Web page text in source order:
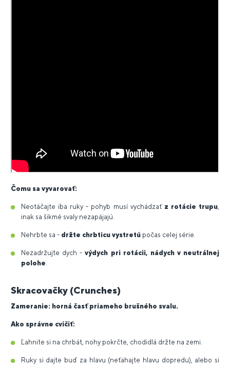
Čomu sa vyvarovať:
Neotáčajte iba ruky - pohyb musí vychádzať z rotácie trupu,
inak sa šikmé svaly nezapájajú.
Nehrbte sa - držte chrbticu vystretú počas celej série.
Nezadržujte dych -výdych pri rotácii, nádych v neutrálnej
polohe.
Skracovačky (Crunches)
Zameranie: horná časť priameho brušného svalu.
Ako správne cvičiť:
Ľahnite si na chrbát, nohy pokrčte, chodidlá držte na zemi.
Ruky si dajte buď za hlavu (neťahajte hlavu dopredu), alebo si